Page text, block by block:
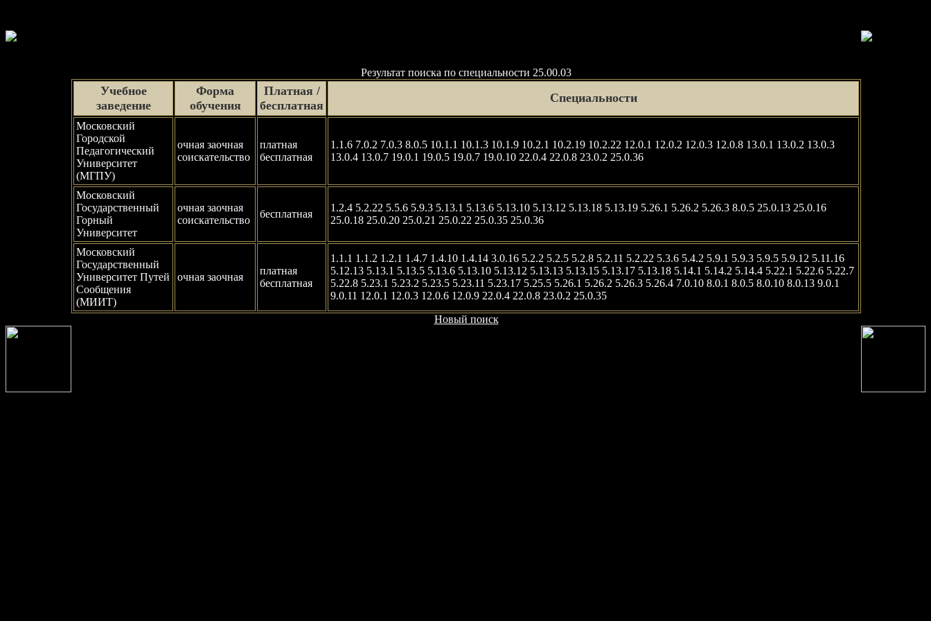
Результат поиска по специальности 25.00.03
Учебное
заведение
Форма
обучения
Платная /
бесплатная
Специальности
Московский
Городской
Педагогический
Университет
(МГПУ)
очная заочная
соискательство
платная
бесплатная
1.1.6 7.0.2 7.0.3 8.0.5 10.1.1 10.1.3 10.1.9 10.2.1 10.2.19 10.2.22 12.0.1 12.0.2 12.0.3 12.0.8 13.0.1 13.0.2 13.0.3
13.0.4 13.0.7 19.0.1 19.0.5 19.0.7 19.0.10 22.0.4 22.0.8 23.0.2 25.0.36
Московский
Государственный
Горный
Университет
очная заочная
соискательство
бесплатная
1.2.4 5.2.22 5.5.6 5.9.3 5.13.1 5.13.6 5.13.10 5.13.12 5.13.18 5.13.19 5.26.1 5.26.2 5.26.3 8.0.5 25.0.13 25.0.16
25.0.18 25.0.20 25.0.21 25.0.22 25.0.35 25.0.36
Московский
Государственный
Университет Путей
Сообщения
(МИИТ)
очная заочная
платная
бесплатная
1.1.1 1.1.2 1.2.1 1.4.7 1.4.10 1.4.14 3.0.16 5.2.2 5.2.5 5.2.8 5.2.11 5.2.22 5.3.6 5.4.2 5.9.1 5.9.3 5.9.5 5.9.12 5.11.16
5.12.13 5.13.1 5.13.5 5.13.6 5.13.10 5.13.12 5.13.13 5.13.15 5.13.17 5.13.18 5.14.1 5.14.2 5.14.4 5.22.1 5.22.6 5.22.7
5.22.8 5.23.1 5.23.2 5.23.5 5.23.11 5.23.17 5.25.5 5.26.1 5.26.2 5.26.3 5.26.4 7.0.10 8.0.1 8.0.5 8.0.10 8.0.13 9.0.1
9.0.11 12.0.1 12.0.3 12.0.6 12.0.9 22.0.4 22.0.8 23.0.2 25.0.35
Новый поиск